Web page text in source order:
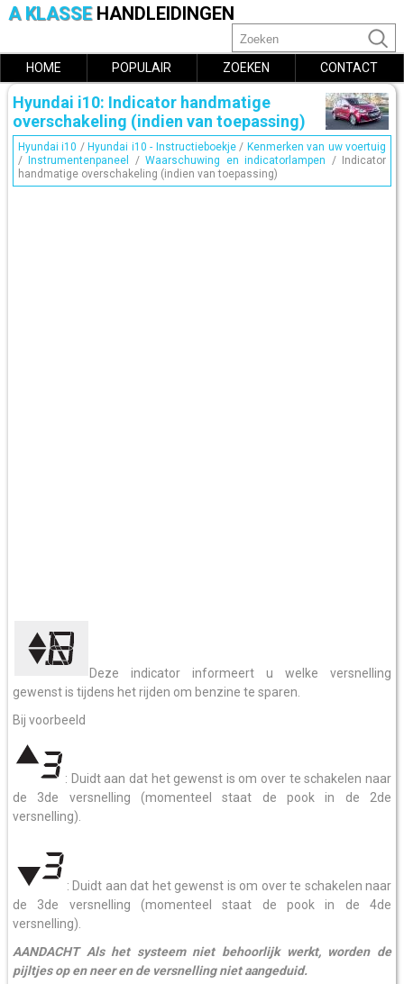
A KLASSE HANDLEIDINGEN
HOME POPULAIR ZOEKEN CONTACT
Hyundai i10: Indicator handmatige
overschakeling (indien van toepassing)
Hyundai i10 / Hyundai i10 - Instructieboekje/ Kenmerken van uw voertuig
/
Instrumentenpaneel /Waarschuwing en indicatorlampen / Indicator
handmatige overschakeling (indien van toepassing)
Deze indicator informeert u welke versnelling
gewenst is tijdens het rijden om benzine te sparen.
Bij voorbeeld
: Duidt aan dat het gewenst is om over te schakelen naar
de 3de versnelling (momenteel staat de pook in de 2de
versnelling).
: Duidt aan dat het gewenst is om over te schakelen naar
de 3de versnelling (momenteel staat de pook in de 4de
versnelling).
AANDACHT Als het systeem niet behoorlijk werkt, worden de
pijltjes op en neer en de versnelling niet aangeduid.